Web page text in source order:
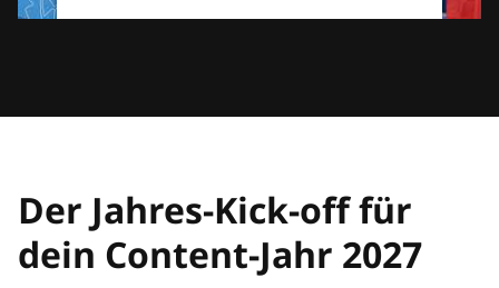
Powered byUsercentrics Consent
Der Jahres-Kick-off für
dein Content-Jahr 2027